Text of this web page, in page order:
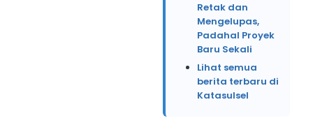
Retak dan
Mengelupas,
Padahal Proyek
Baru Sekali
Lihat semua
berita terbaru di
Katasulsel